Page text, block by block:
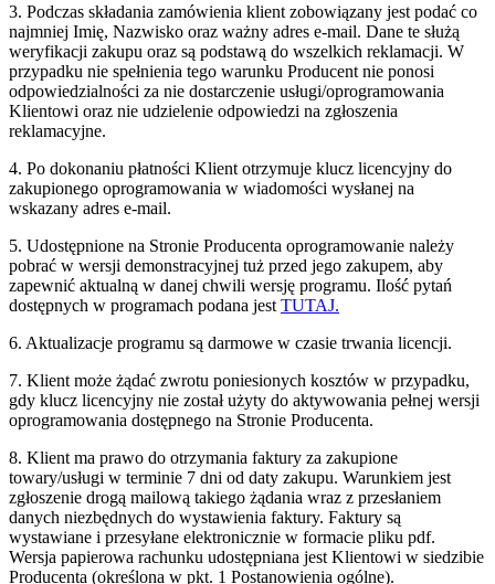
3. Podczas składania zamówienia klient zobowiązany jest podać co
najmniej Imię, Nazwisko oraz ważny adres e-mail. Dane te służą
weryfikacji zakupu oraz są podstawą do wszelkich reklamacji. W
przypadku nie spełnienia tego warunku Producent nie ponosi
odpowiedzialności za nie dostarczenie usługi/oprogramowania
Klientowi oraz nie udzielenie odpowiedzi na zgłoszenia
reklamacyjne.
4. Po dokonaniu płatności Klient otrzymuje klucz licencyjny do
zakupionego oprogramowania w wiadomości wysłanej na
wskazany adres e-mail.
5. Udostępnione na Stronie Producenta oprogramowanie należy
pobrać w wersji demonstracyjnej tuż przed jego zakupem, aby
zapewnić aktualną w danej chwili wersję programu. Ilość pytań
dostępnych w programach podana jest TUTAJ.
6. Aktualizacje programu są darmowe w czasie trwania licencji.
7. Klient może żądać zwrotu poniesionych kosztów w przypadku,
gdy klucz licencyjny nie został użyty do aktywowania pełnej wersji
oprogramowania dostępnego na Stronie Producenta.
8. Klient ma prawo do otrzymania faktury za zakupione
towary/usługi w terminie 7 dni od daty zakupu. Warunkiem jest
zgłoszenie drogą mailową takiego żądania wraz z przesłaniem
danych niezbędnych do wystawienia faktury. Faktury są
wystawiane i przesyłane elektronicznie w formacie pliku pdf.
Wersja papierowa rachunku udostępniana jest Klientowi w siedzibie
Producenta (określona w pkt. 1 Postanowienia ogólne).